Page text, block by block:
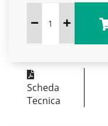
Scheda
Tecnica